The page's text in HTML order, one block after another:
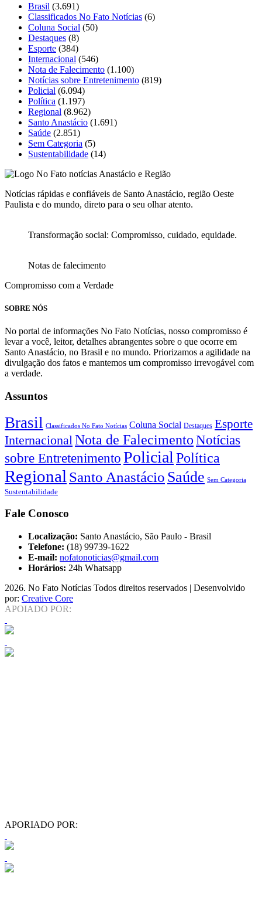
Brasil (3.691)
Classificados No Fato Notícias (6)
Coluna Social (50)
Destaques (8)
Esporte (384)
Internacional (546)
Nota de Falecimento (1.100)
Notícias sobre Entretenimento (819)
Policial (6.094)
Política (1.197)
Regional (8.962)
Santo Anastácio (1.691)
Saúde (2.851)
Sem Categoria (5)
Sustentabilidade (14)
Notícias rápidas e confiáveis de Santo Anastácio, região Oeste
Paulista e do mundo, direto para o seu olhar atento.
Transformação social: Compromisso, cuidado, equidade.
Notas de falecimento
Compromisso com a Verdade
SOBRE NÓS
No portal de informações No Fato Notícias, nosso compromisso é
levar a você, leitor, detalhes abrangentes sobre o que ocorre em
Santo Anastácio, no Brasil e no mundo. Priorizamos a agilidade na
divulgação dos fatos e mantemos um compromisso irrevogável com
a verdade.
Assuntos
Brasil Classificados No Fato Notícias Coluna Social Destaques Esporte
Internacional Nota de FalecimentoNotícias
sobre EntretenimentoPolicial Política
Regional Santo Anastácio Saúde Sem Categoria
Sustentabilidade
Fale Conosco
Localização: Santo Anastácio, São Paulo - Brasil
Telefone: (18) 99739-1622
E-mail: nofatonoticias@gmail.com
Horários: 24h Whatsapp
2026. No Fato Notícias Todos direitos reservados | Desenvolvido
por: Creative Core
APOIADO POR:
APORIADO POR: